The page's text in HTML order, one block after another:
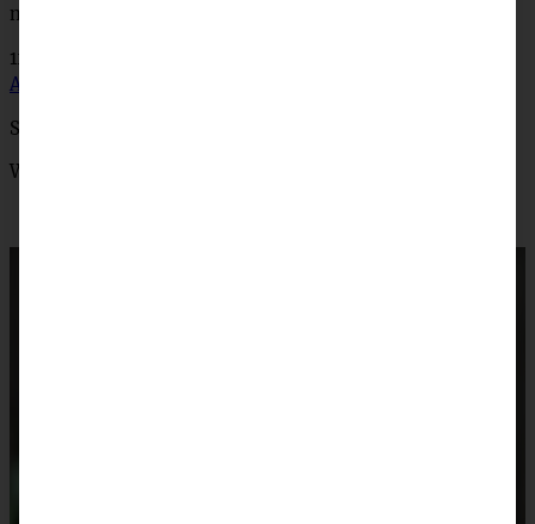
moey’s kitchen
1x umrühren bitte aka kochtopf
Apfelkuchen mit Walnuss-Zimt-Streusel
S-Küche
Wienerbrød